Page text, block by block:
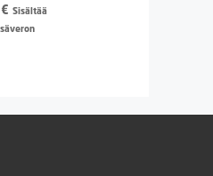
€ Sisältää